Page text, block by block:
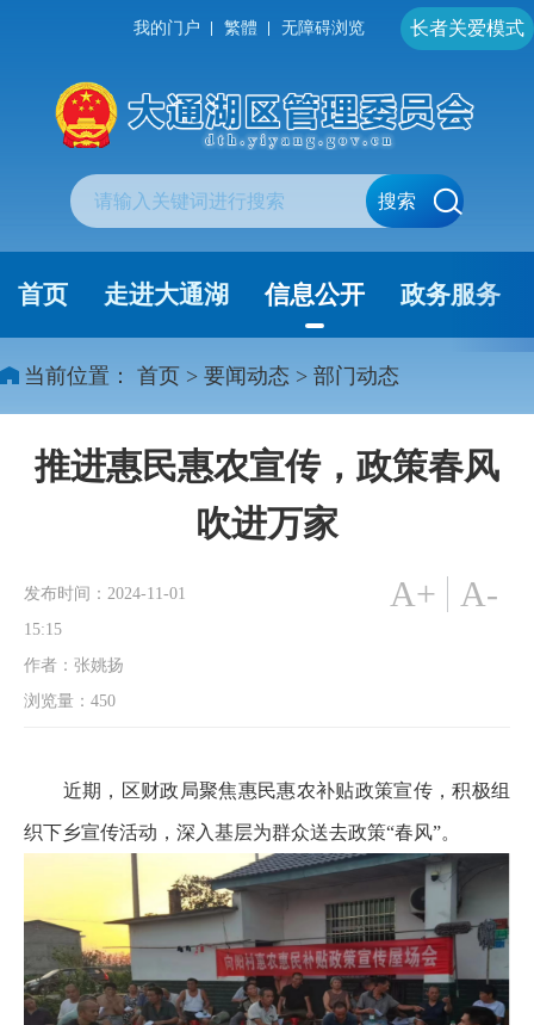
我的门户 繁體 无障碍浏览 长者关爱模式
搜索
首页 走进大通湖 信息公开 政务服务
当前位置： 首页 > 要闻动态 > 部门动态
推进惠民惠农宣传，政策春风
吹进万家
发布时间：2024-11-01
15:15
作者：张姚扬
浏览量： 450
A+ A-
近期，区财政局聚焦惠民惠农补贴政策宣传，积极组
织下乡宣传活动，深入基层为群众送去政策“春风”。